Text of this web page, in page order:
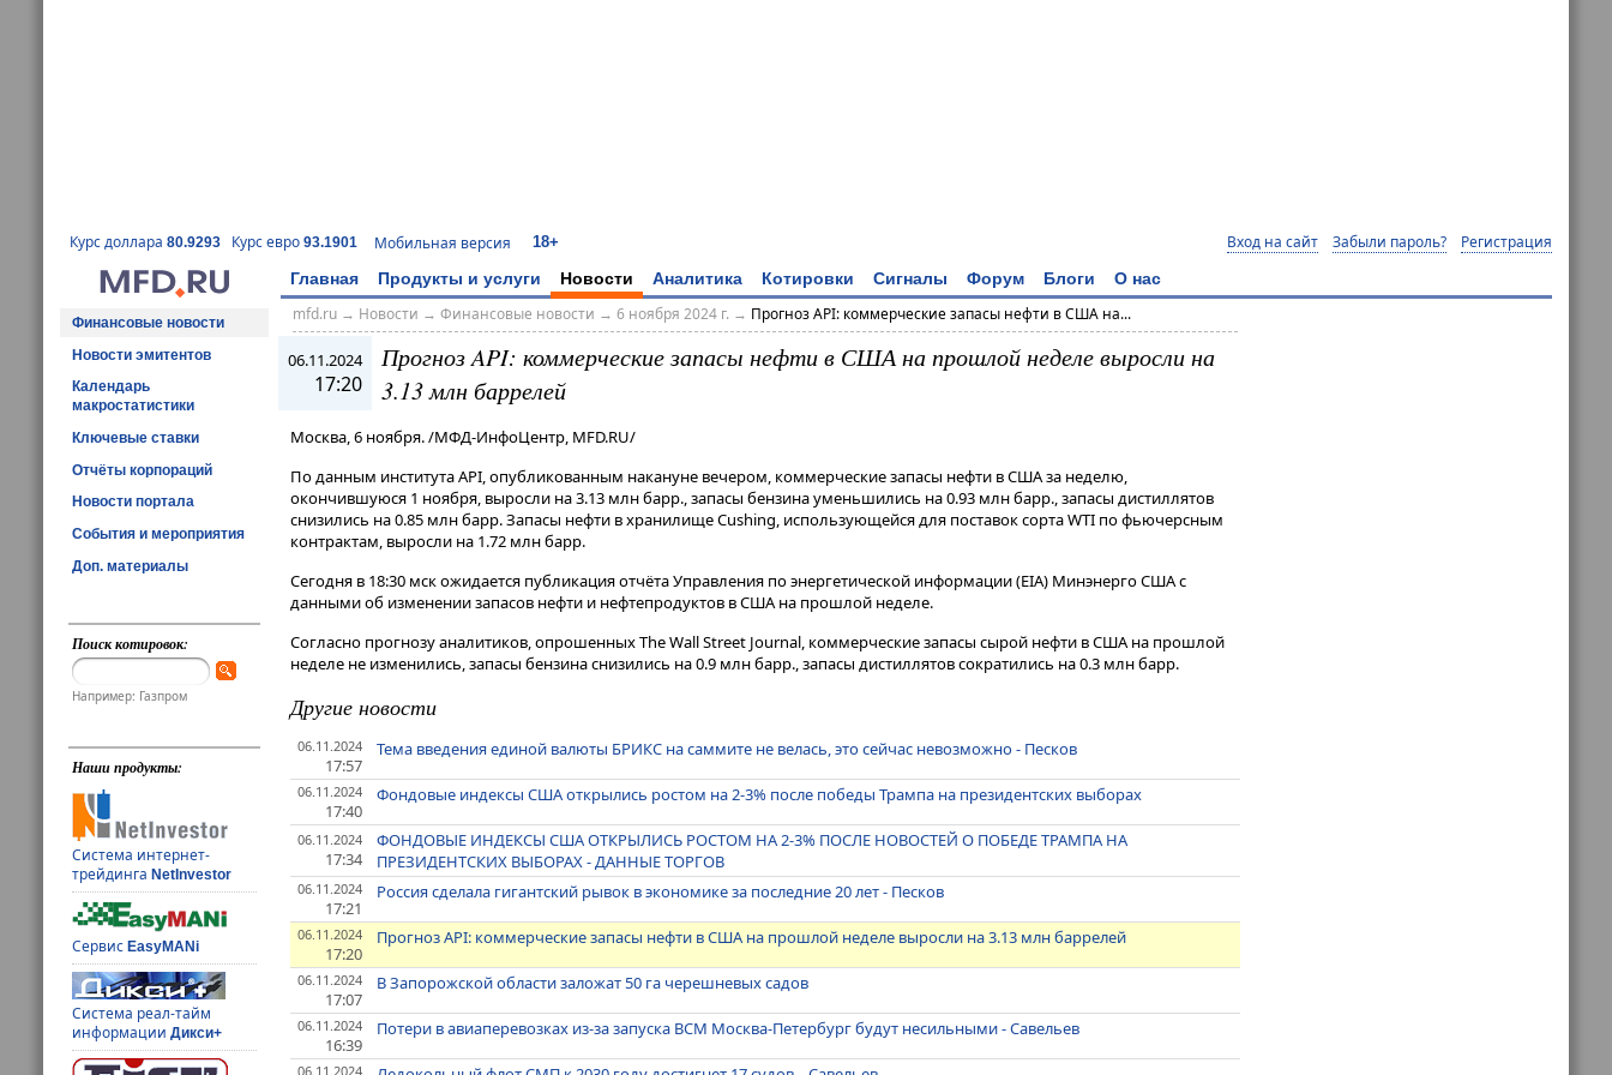
Курс доллара 80.9293 Курс евро 93.1901 Мобильная версия 18+ Вход на сайт Забыли пароль? Регистрация
Главная Продукты и услуги Новости Аналитика Котировки Сигналы Форум Блоги О нас
Финансовые новости
Новости эмитентов
Календарь
макростатистики
Ключевые ставки
Отчёты корпораций
Новости портала
События и мероприятия
Доп. материалы
Поиск котировок:
Например: Газпром
Наши продукты:
Система интернет-
трейдингаNetInvestor
СервисEasyMANi
Система реал-тайм
информацииДикси+
mfd.ru→ Новости → Финансовые новости → 6 ноября 2024 г. → Прогноз API: коммерческие запасы нефти в США на...
06.11.2024
17:20
Прогноз API: коммерческие запасы нефти в США на прошлой неделе выросли на
3.13 млн баррелей
Москва, 6 ноября. /МФД-ИнфоЦентр, MFD.RU/
По данным института API, опубликованным накануне вечером, коммерческие запасы нефти в США за неделю,
окончившуюся 1 ноября, выросли на 3.13 млн барр., запасы бензина уменьшились на 0.93 млн барр., запасы дистиллятов
снизились на 0.85 млн барр. Запасы нефти в хранилище Cushing, использующейся для поставок сорта WTI по фьючерсным
контрактам, выросли на 1.72 млн барр.
Сегодня в 18:30 мск ожидается публикация отчёта Управления по энергетической информации (EIA) Минэнерго США с
данными об изменении запасов нефти и нефтепродуктов в США на прошлой неделе.
Согласно прогнозу аналитиков, опрошенных The Wall Street Journal, коммерческие запасы сырой нефти в США на прошлой
неделе не изменились, запасы бензина снизились на 0.9 млн барр., запасы дистиллятов сократились на 0.3 млн барр.
Другие новости
06.11.2024
17:57
Тема введения единой валюты БРИКС на саммите не велась, это сейчас невозможно - Песков
06.11.2024
17:40
Фондовые индексы США открылись ростом на 2-3% после победы Трампа на президентских выборах
06.11.2024
17:34
ФОНДОВЫЕ ИНДЕКСЫ США ОТКРЫЛИСЬ РОСТОМ НА 2-3% ПОСЛЕ НОВОСТЕЙ О ПОБЕДЕ ТРАМПА НА
ПРЕЗИДЕНТСКИХ ВЫБОРАХ - ДАННЫЕ ТОРГОВ
06.11.2024
17:21
Россия сделала гигантский рывок в экономике за последние 20 лет - Песков
06.11.2024
17:20
Прогноз API: коммерческие запасы нефти в США на прошлой неделе выросли на 3.13 млн баррелей
06.11.2024
17:07
В Запорожской области заложат 50 га черешневых садов
06.11.2024
16:39
Потери в авиаперевозках из-за запуска ВСМ Москва-Петербург будут несильными - Савельев
06.11.2024